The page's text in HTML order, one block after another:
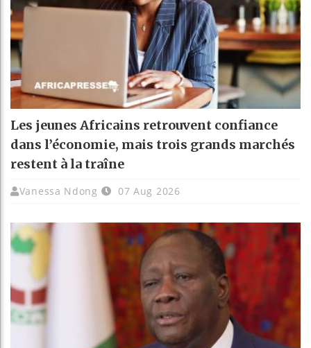
Les jeunes Africains retrouvent confiance
dans l’économie, mais trois grands marchés
restent à la traîne
Vanessa Ndong 07 Aug 2026